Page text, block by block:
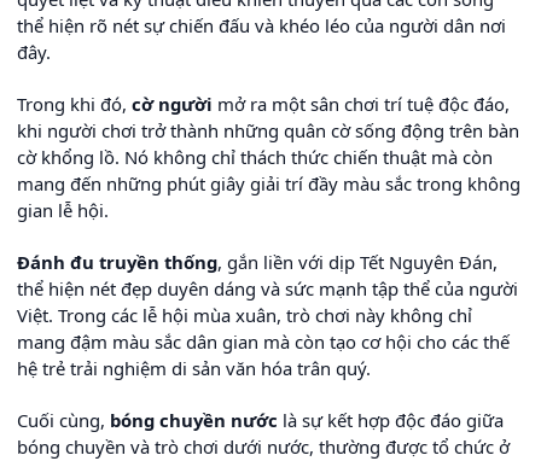
thể hiện rõ nét sự chiến đấu và khéo léo của người dân nơi
đây.
Trong khi đó, cờ người mở ra một sân chơi trí tuệ độc đáo,
khi người chơi trở thành những quân cờ sống động trên bàn
cờ khổng lồ. Nó không chỉ thách thức chiến thuật mà còn
mang đến những phút giây giải trí đầy màu sắc trong không
gian lễ hội.
Đánh đu truyền thống, gắn liền với dịp Tết Nguyên Đán,
thể hiện nét đẹp duyên dáng và sức mạnh tập thể của người
Việt. Trong các lễ hội mùa xuân, trò chơi này không chỉ
mang đậm màu sắc dân gian mà còn tạo cơ hội cho các thế
hệ trẻ trải nghiệm di sản văn hóa trân quý.
Cuối cùng, bóng chuyền nước là sự kết hợp độc đáo giữa
bóng chuyền và trò chơi dưới nước, thường được tổ chức ở